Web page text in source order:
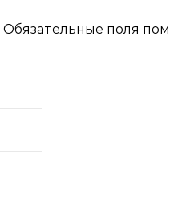
Обязательные поля